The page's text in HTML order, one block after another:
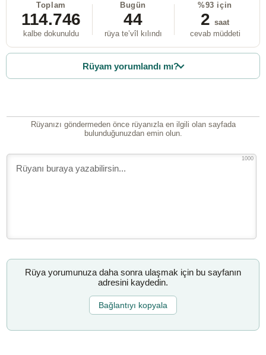
Toplam
114.746
kalbe dokunuldu
Bugün
44
rüya te’vîl kılındı
%93 için
2 saat
cevab müddeti
Rüyam yorumlandı mı?
Rüyanızı göndermeden önce rüyanızla en ilgili olan sayfada
bulunduğunuzdan emin olun.
1000
Rüya yorumunuza daha sonra ulaşmak için bu sayfanın
adresini kaydedin.
Bağlantıyı kopyala